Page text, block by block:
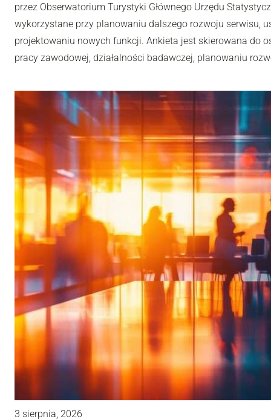
przez Obserwatorium Turystyki Głównego Urzędu
wykorzystane przy planowaniu dalszego rozwoju serwisu,
projektowaniu nowych funkcji. Ankieta jest skierowana do
pracy zawodowej, działalności badawczej, planowaniu
3 sierpnia, 2026